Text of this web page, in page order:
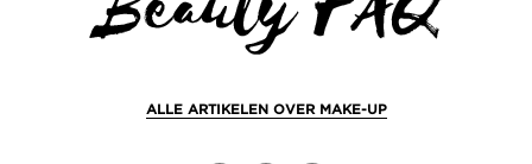
ALLE ARTIKELEN OVER MAKE-UP